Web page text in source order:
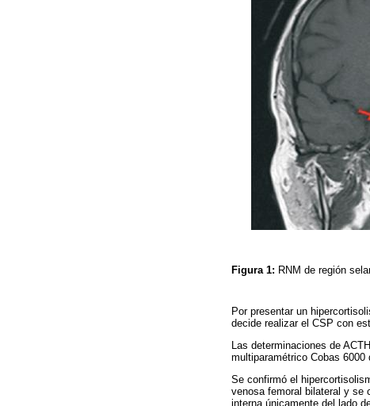
Figura 1: RNM de región
Por presentar un
decide realizar el CSP con
Las determinaciones de
multiparamétrico Cobas
Se confirmó el
venosa femoral bilateral y se
interna únicamente del lado